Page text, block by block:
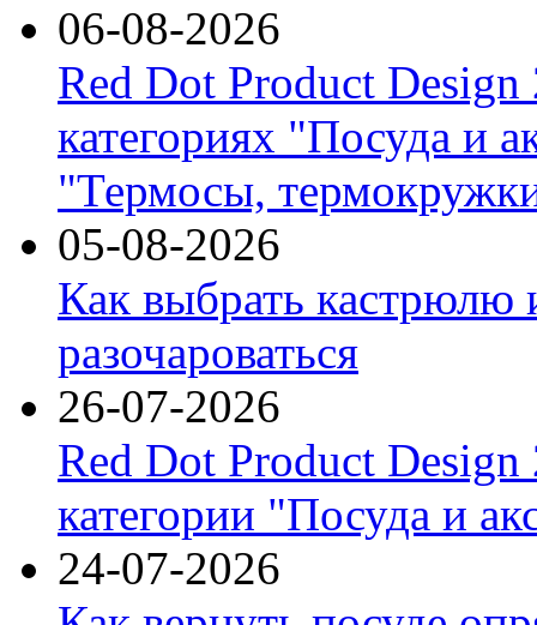
06-08-2026
Red Dot Product Design
категориях "Посуда и
"Термосы,
05-08-2026
Как выбрать кастрюлю
разочароваться
26-07-2026
Red Dot Product Design
категории "Посуда и
24-07-2026